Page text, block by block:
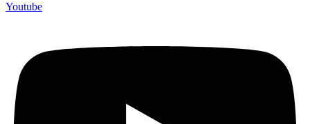
Youtube